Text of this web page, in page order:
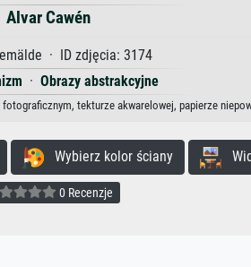
Alvar Cawén
· ID zdjęcia: 3174
· Obrazy abstrakcyjne
fotograficznym, tekturze akwarelowej, papierze
Wybierz kolor ściany
0 Recenzje